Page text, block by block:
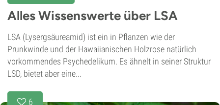
Alles Wissenswerte über LSA
LSA (Lysergsäureamid) ist ein in Pflanzen wie der
Prunkwinde und der Hawaiianischen Holzrose natürlich
vorkommendes Psychedelikum. Es ähnelt in seiner Struktur
LSD, bietet aber eine...
6